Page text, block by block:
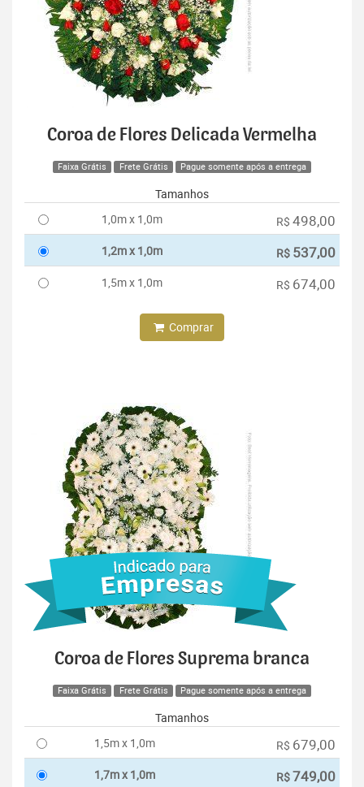
Coroa de Flores Delicada Vermelha
Faixa Grátis Frete Grátis Pague somente após a entrega
Tamanhos
1,0m x 1,0m
R$ 498,00
1,2m x 1,0m R$ 537,00
1,5m x 1,0m R$ 674,00
Comprar
Coroa de Flores Suprema branca
Faixa Grátis Frete Grátis Pague somente após a entrega
Tamanhos
1,5m x 1,0m
R$ 679,00
1,7m x 1,0m R$749,00